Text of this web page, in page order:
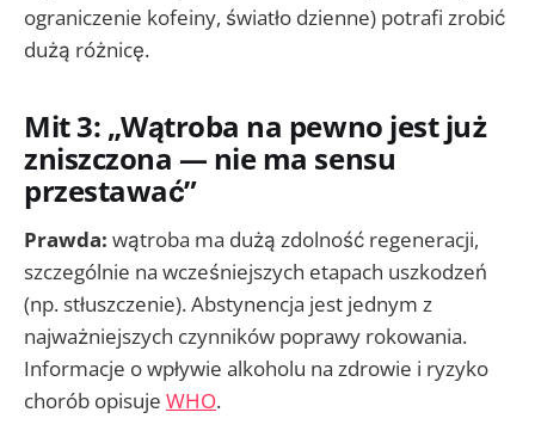
ograniczenie kofeiny, światło dzienne) potrafi zrobić
dużą różnicę.
Mit 3: „Wątroba na pewno jest już
zniszczona — nie ma sensu
przestawać”
Prawda: wątroba ma dużą zdolność regeneracji,
szczególnie na wcześniejszych etapach uszkodzeń
(np. stłuszczenie). Abstynencja jest jednym z
najważniejszych czynników poprawy rokowania.
Informacje o wpływie alkoholu na zdrowie i ryzyko
chorób opisuje WHO.